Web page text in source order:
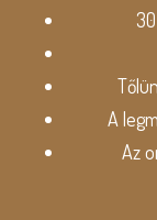
A
Az